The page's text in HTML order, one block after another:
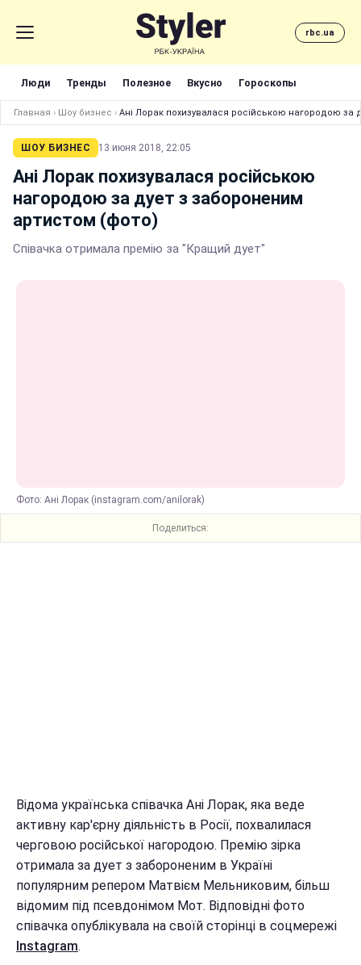
rbc.ua
Люди Тренды Полезное Вкусно Гороскопы
Главная › Шоу бизнес › Ані Лорак похизувалася російською нагородою за
ШОУ БИЗНЕС 13 июня 2018, 22:05
Ані Лорак похизувалася російською
нагородою за дует з забороненим
артистом (фото)
Співачка отримала премію за "Кращий дует"
Фото: Ані Лорак (instagram.com/anilorak)
Поделиться:
Відома українська співачка Ані Лорак, яка веде
активну кар'єрну діяльність в Росії, похвалилася
черговою російської нагородою. Премію зірка
отримала за дует з забороненим в Україні
популярним репером Матвієм Мельниковим, більш
відомим під псевдонімом Мот. Відповідні фото
співачка опублікувала на своїй сторінці в соцмережі
Instagram.